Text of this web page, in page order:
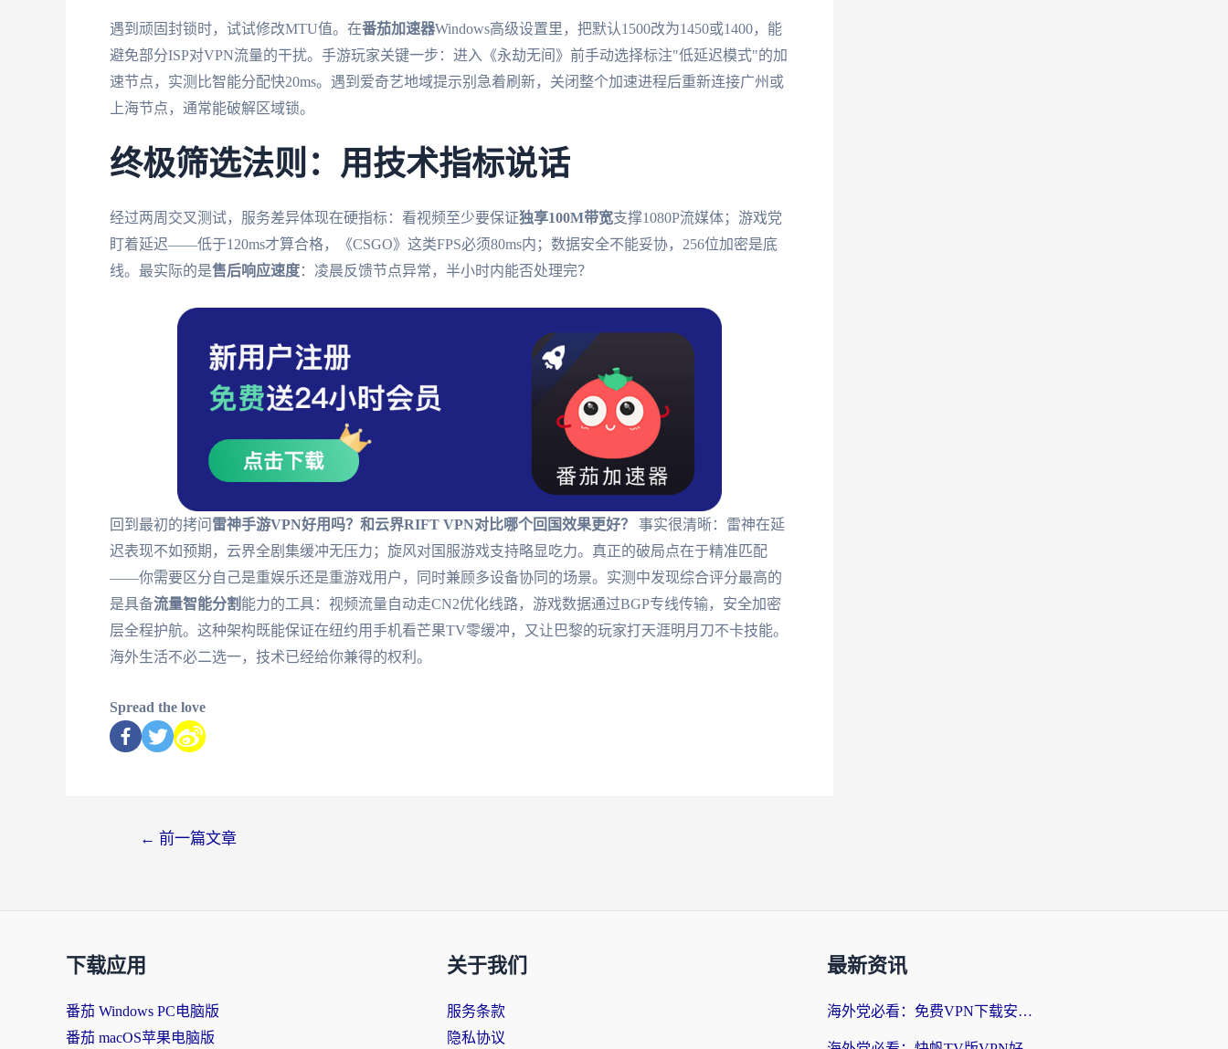
遇到顽固封锁时，试试修改MTU值。在番茄加速器Windows高级设置里，把默认1500改为1450或1400，能
避免部分ISP对VPN流量的干扰。手游玩家关键一步：进入《永劫无间》前手动选择标注"低延迟模式"的加
速节点，实测比智能分配快20ms。遇到爱奇艺地域提示别急着刷新，关闭整个加速进程后重新连接广州或
上海节点，通常能破解区域锁。
终极筛选法则：用技术指标说话
经过两周交叉测试，服务差异体现在硬指标：看视频至少要保证独享100M带宽支撑1080P流媒体；游戏党
盯着延迟——低于120ms才算合格，《CSGO》这类FPS必须80ms内；数据安全不能妥协，256位加密是底
线。最实际的是售后响应速度：凌晨反馈节点异常，半小时内能否处理完？
回到最初的拷问 雷神手游VPN好用吗？和云界RIFT VPN对比哪个回国效果更好？
事实很清晰：雷神在延
迟表现不如预期，云界全剧集缓冲无压力；旋风对国服游戏支持略显吃力。真正的破局点在于精准匹配
——你需要区分自己是重娱乐还是重游戏用户，同时兼顾多设备协同的场景。实测中发现综合评分最高的
是具备流量智能分割 能力的工具：视频流量自动走CN2优化线路，游戏数据通过BGP专线传输，安全加密
层全程护航。这种架构既能保证在纽约用手机看芒果TV零缓冲，又让巴黎的玩家打天涯明月刀不卡技能。
海外生活不必二选一，技术已经给你兼得的权利。
Spread the love
← 前一篇文章
下载应用
番茄 Windows PC电脑版
番茄 macOS苹果电脑版
关于我们
服务条款
隐私协议
最新资讯
海外党必看：免费VPN下载安卓+3步选对国外到国内加速器，无缝刷国内资源